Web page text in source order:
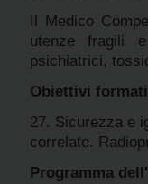
Il Medico
utenze fragili
psichiatrici,
Obiettivi
27. Sicurezza e
correlate.
Programma